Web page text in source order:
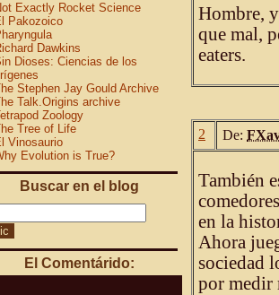
Exactly Rocket Science
Pakozoico
Dawkins
Dioses: Ciencias de los
Stephen Jay Gould Archive
Talk.Origins archive
Zoology
Tree of Life
Vinosaurio
Evolution is True?
Buscar en el blog
El Comentárido:
Hombre,
que mal,
eaters.
2 De:
También
en la
Ahora
sociedad
por medir